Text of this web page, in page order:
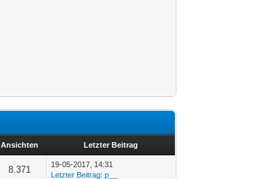
Ansichten Letzter Beitrag
8.371
19-05-2017, 14:31
Letzter Beitrag:p__